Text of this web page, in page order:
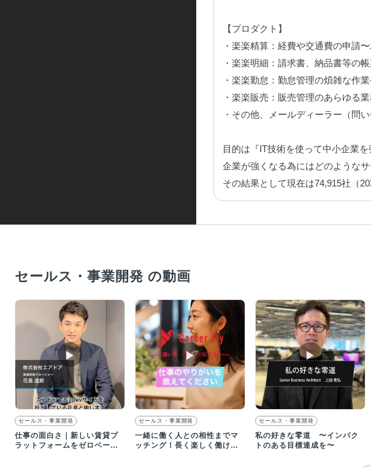
【プロダクト】
・楽楽精算：経費や交通費の申請
・楽楽明細：請求書、納品書等の
・楽楽勤怠：勤怠管理の煩雑な作
・楽楽販売：販売管理のあらゆる
・その他、メールディーラー（問
目的は『IT技術を使って中小企業
企業が強くなる為にはどのような
その結果として現在は74,915社（
セールス・事業開発 の動画
▶︎
セールス・事業開発
仕事の面白さ｜新しい賃貸プ
ラットフォームをゼロベース
▶︎
セールス・事業開発
一緒に働く人との相性までマ
ッチング！長く楽しく働ける
▶︎
セールス・事業開発
私の好きな零道 〜インパク
トのある目標達成を〜